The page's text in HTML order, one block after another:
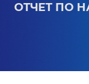
ОТЧЕТ ПО